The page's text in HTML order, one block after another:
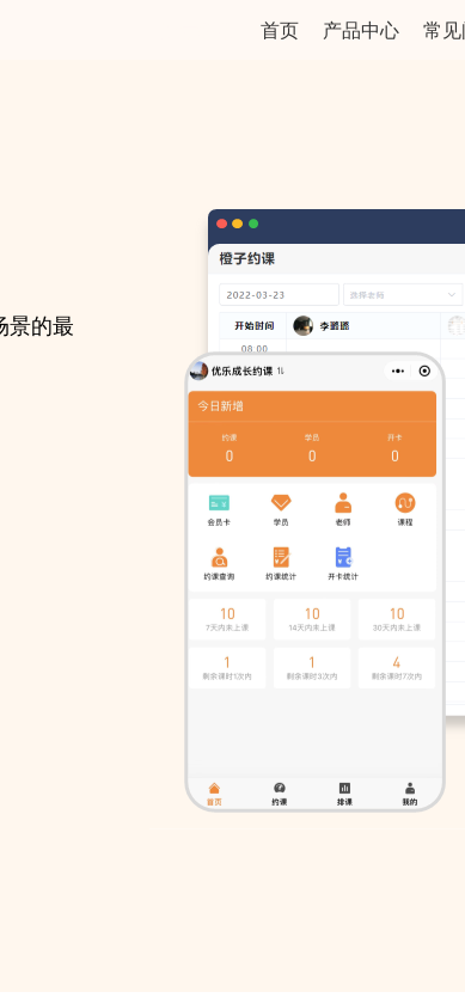
首页 产品中心 常
景的最